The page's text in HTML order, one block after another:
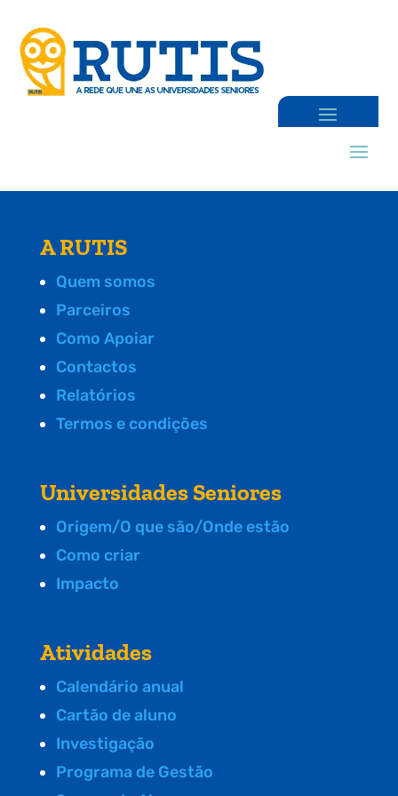
A RUTIS
Quem somos
Parceiros
Como Apoiar
Contactos
Relatórios
Termos e condições
Universidades Seniores
Origem/O que são/Onde estão
Como criar
Impacto
Atividades
Calendário anual
Cartão de aluno
Investigação
Programa de Gestão